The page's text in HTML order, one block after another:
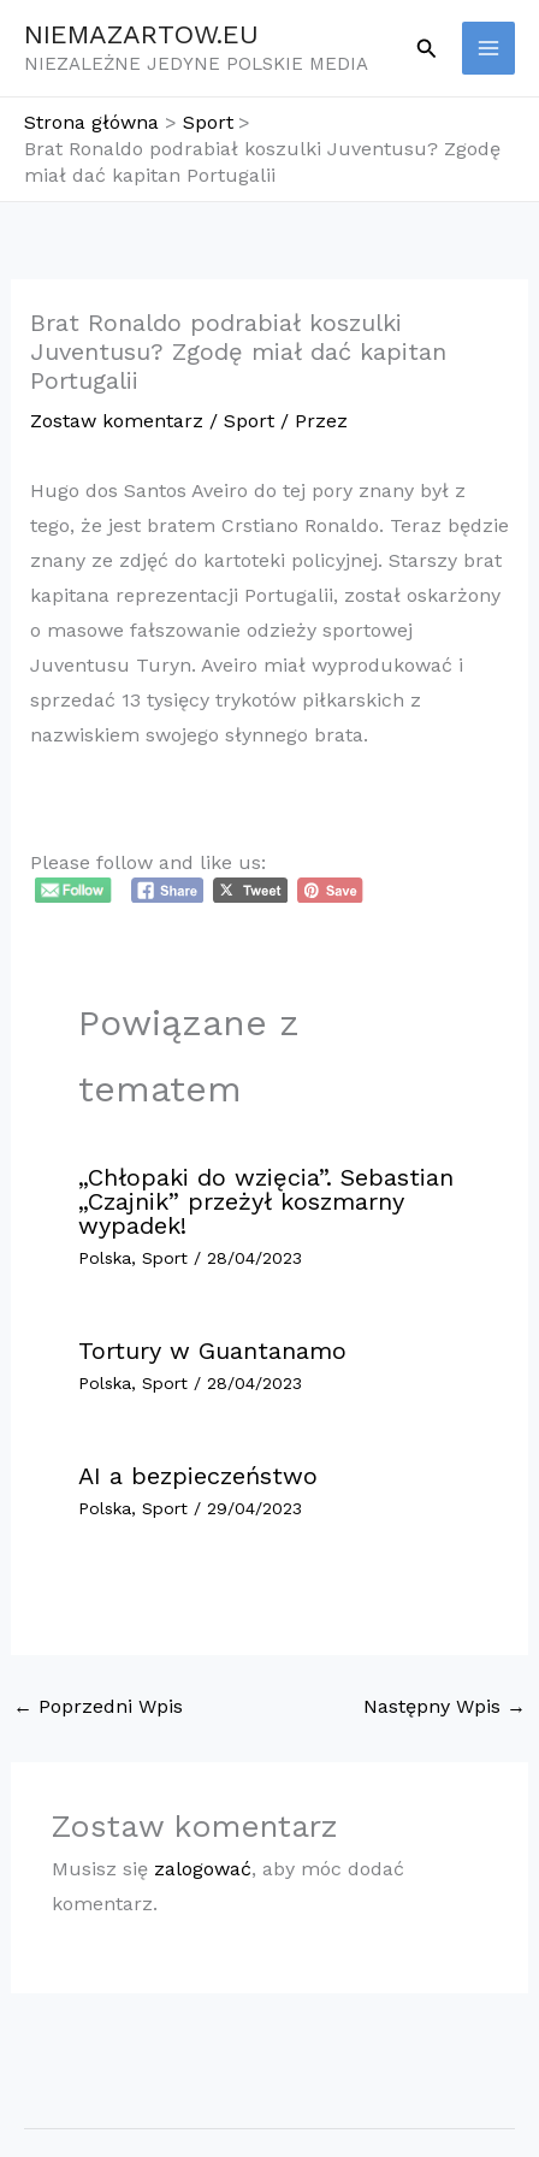
NIEMAZARTOW.EU
NIEZALEŻNE JEDYNE POLSKIE MEDIA
Szukaj
Strona główna
Sport
Brat Ronaldo podrabiał koszulki Juventusu? Zgodę
miał dać kapitan Portugalii
Brat Ronaldo podrabiał koszulki
Juventusu? Zgodę miał dać kapitan
Portugalii
Zostaw komentarz / Sport/ Przez
Hugo dos Santos Aveiro do tej pory znany był z
tego, że jest bratem Crstiano Ronaldo. Teraz będzie
znany ze zdjęć do kartoteki policyjnej. Starszy brat
kapitana reprezentacji Portugalii, został oskarżony
o masowe fałszowanie odzieży sportowej
Juventusu Turyn. Aveiro miał wyprodukować i
sprzedać 13 tysięcy trykotów piłkarskich z
nazwiskiem swojego słynnego brata.
Please follow and like us:
Powiązane z
tematem
„Chłopaki do wzięcia”. Sebastian
„Czajnik” przeżył koszmarny
wypadek!
Polska, Sport/ 28/04/2023
Tortury w Guantanamo
Polska, Sport/ 28/04/2023
AI a bezpieczeństwo
Polska, Sport/ 29/04/2023
← Poprzedni Wpis Następny Wpis →
Zostaw komentarz
Musisz się zalogować, aby móc dodać
komentarz.